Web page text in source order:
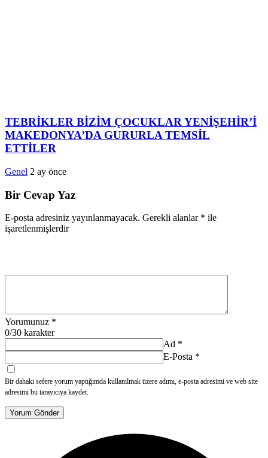
TEBRİKLER BİZİM ÇOCUKLAR YENİŞEHİR’İ
MAKEDONYA’DA GURURLA TEMSİL
ETTİLER
Genel 2 ay önce
Bir Cevap Yaz
E-posta adresiniz yayınlanmayacak. Gerekli alanlar * ile
işaretlenmişlerdir
Yorumunuz *
0/30 karakter
Ad *
E-Posta *
Bir dahaki sefere yorum yaptığımda kullanılmak üzere adımı, e-posta adresimi ve web site
adresimi bu tarayıcıya kaydet.
Yorum Gönder